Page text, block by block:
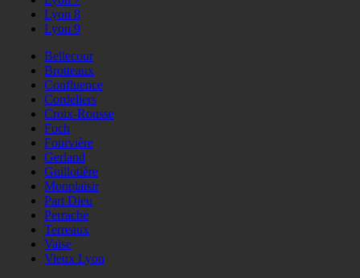
Lyon 8
Lyon 9
Bellecour
Brotteaux
Confluence
Cordeliers
Croix-Rousse
Foch
Fourvière
Gerland
Guillotière
Monplaisir
Part Dieu
Perrache
Terreaux
Vaise
Vieux Lyon